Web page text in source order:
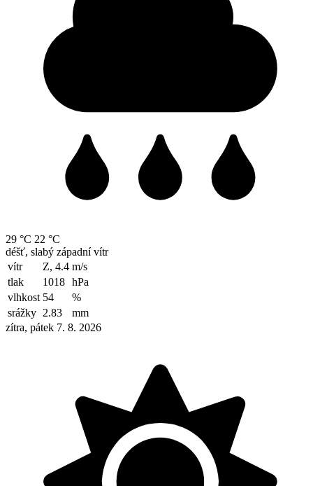
29 °C 22 °C
déšť, slabý západní vítr
vítr
Z, 4.4 m/s
tlak
1018 hPa
vlhkost 54
%
srážky 2.83
mm
zítra, pátek 7. 8. 2026